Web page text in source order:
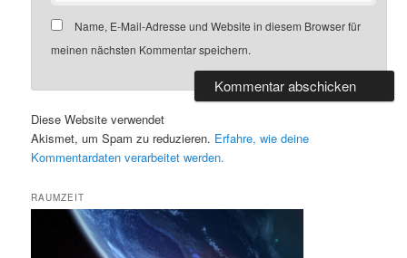
Name, E-Mail-Adresse und Website in diesem Browser für
meinen nächsten Kommentar speichern.
Diese Website verwendet
Akismet, um Spam zu reduzieren. Erfahre, wie deine
Kommentardaten verarbeitet werden.
RAUMZEIT